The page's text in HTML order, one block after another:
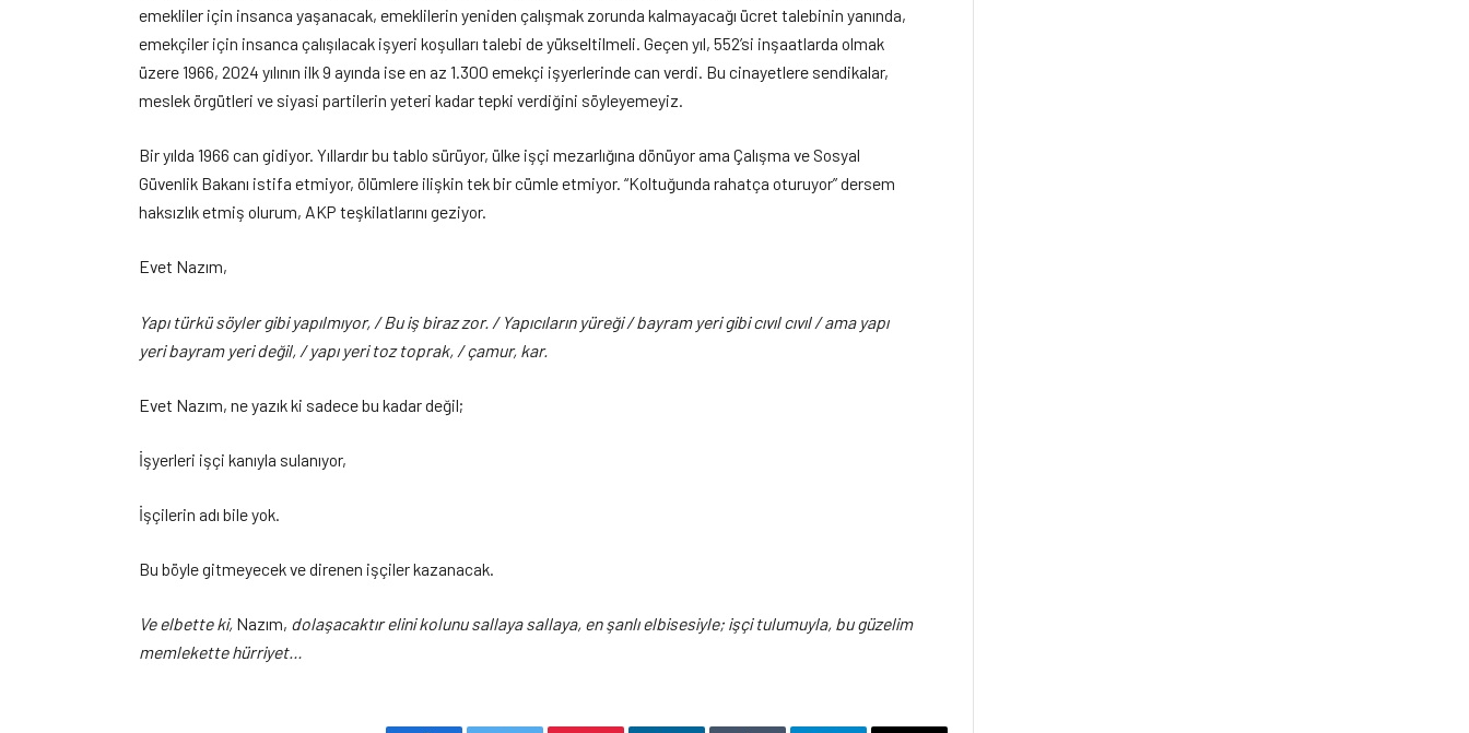
emekliler için insanca yaşanacak, emeklilerin yeniden çalışmak zorunda kalmayacağı ücret talebinin yanında,
emekçiler için insanca çalışılacak işyeri koşulları talebi de yükseltilmeli. Geçen yıl, 552’si inşaatlarda olmak
üzere 1966, 2024 yılının ilk 9 ayında ise en az 1.300 emekçi işyerlerinde can verdi. Bu cinayetlere sendikalar,
meslek örgütleri ve siyasi partilerin yeteri kadar tepki verdiğini söyleyemeyiz.
Bir yılda 1966 can gidiyor. Yıllardır bu tablo sürüyor, ülke işçi mezarlığına dönüyor ama Çalışma ve Sosyal
Güvenlik Bakanı istifa etmiyor, ölümlere ilişkin tek bir cümle etmiyor. “Koltuğunda rahatça oturuyor” dersem
haksızlık etmiş olurum, AKP teşkilatlarını geziyor.
Evet Nazım,
Yapı türkü söyler gibi yapılmıyor, / Bu iş biraz zor. / Yapıcıların yüreği / bayram yeri gibi cıvıl cıvıl / ama yapı
yeri bayram yeri değil, / yapı yeri toz toprak, / çamur, kar.
Evet Nazım, ne yazık ki sadece bu kadar değil;
İşyerleri işçi kanıyla sulanıyor,
İşçilerin adı bile yok.
Bu böyle gitmeyecek ve direnen işçiler kazanacak.
Ve elbette ki, Nazım, dolaşacaktır elini kolunu sallaya sallaya, en şanlı elbisesiyle; işçi tulumuyla, bu güzelim
memlekette hürriyet…